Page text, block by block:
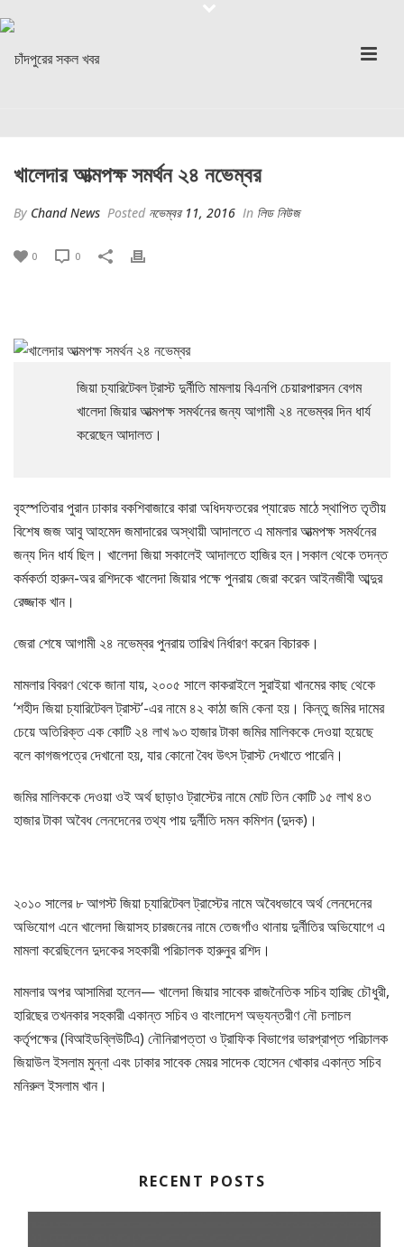
খালেদার আত্মপক্ষ সমর্থন ২৪ নভেম্বর
By Chand News Posted নভেম্বর 11, 2016 In লিড নিউজ
0 0
জিয়া চ্যারিটেবল ট্রাস্ট দুর্নীতি মামলায় বিএনপি চেয়ারপারসন বেগম
খালেদা জিয়ার আত্মপক্ষ সমর্থনের জন্য আগামী ২৪ নভেম্বর দিন ধার্য
করেছেন আদালত।
বৃহস্পতিবার পুরান ঢাকার বকশিবাজারে কারা অধিদফতরের প্যারেড মাঠে স্থাপিত তৃতীয়
বিশেষ জজ আবু আহমেদ জমাদারের অস্থায়ী আদালতে এ মামলার আত্মপক্ষ সমর্থনের
জন্য দিন ধার্য ছিল। খালেদা জিয়া সকালেই আদালতে হাজির হন।সকাল থেকে তদন্ত
কর্মকর্তা হারুন-অর রশিদকে খালেদা জিয়ার পক্ষে পুনরায় জেরা করেন আইনজীবী আব্দুর
রেজ্জাক খান।
জেরা শেষে আগামী ২৪ নভেম্বর পুনরায় তারিখ নির্ধারণ করেন বিচারক।
মামলার বিবরণ থেকে জানা যায়, ২০০৫ সালে কাকরাইলে সুরাইয়া খানমের কাছ থেকে
‘শহীদ জিয়া চ্যারিটেবল ট্রাস্ট’-এর নামে ৪২ কাঠা জমি কেনা হয়। কিন্তু জমির দামের
চেয়ে অতিরিক্ত এক কোটি ২৪ লাখ ৯৩ হাজার টাকা জমির মালিককে দেওয়া হয়েছে
বলে কাগজপত্রে দেখানো হয়, যার কোনো বৈধ উৎস ট্রাস্ট দেখাতে পারেনি।
জমির মালিককে দেওয়া ওই অর্থ ছাড়াও ট্রাস্টের নামে মোট তিন কোটি ১৫ লাখ ৪৩
হাজার টাকা অবৈধ লেনদেনের তথ্য পায় দুর্নীতি দমন কমিশন (দুদক)।
২০১০ সালের ৮ আগস্ট জিয়া চ্যারিটেবল ট্রাস্টের নামে অবৈধভাবে অর্থ লেনদেনের
অভিযোগ এনে খালেদা জিয়াসহ চারজনের নামে তেজগাঁও থানায় দুর্নীতির অভিযোগে এ
মামলা করেছিলেন দুদকের সহকারী পরিচালক হারুনুর রশিদ।
মামলার অপর আসামিরা হলেন— খালেদা জিয়ার সাবেক রাজনৈতিক সচিব হারিছ চৌধুরী,
হারিছের তখনকার সহকারী একান্ত সচিব ও বাংলাদেশ অভ্যন্তরীণ নৌ চলাচল
কর্তৃপক্ষের (বিআইডব্লিউটিএ) নৌনিরাপত্তা ও ট্রাফিক বিভাগের ভারপ্রাপ্ত পরিচালক
জিয়াউল ইসলাম মুন্না এবং ঢাকার সাবেক মেয়র সাদেক হোসেন খোকার একান্ত সচিব
মনিরুল ইসলাম খান।
RECENT POSTS